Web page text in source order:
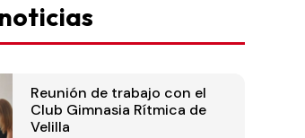
Reunión de trabajo con el
Club Gimnasia Rítmica de
Velilla